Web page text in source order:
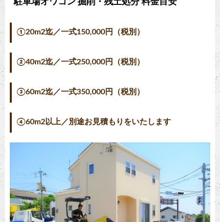
駐車場オワコン 掘削・残土処分 料金目安
①20m2迄／一式150,000円（税別）
②40m2迄／一式250,000円（税別）
③60m2迄／一式350,000円（税別）
④60m2以上／別途お見積もりをいたします